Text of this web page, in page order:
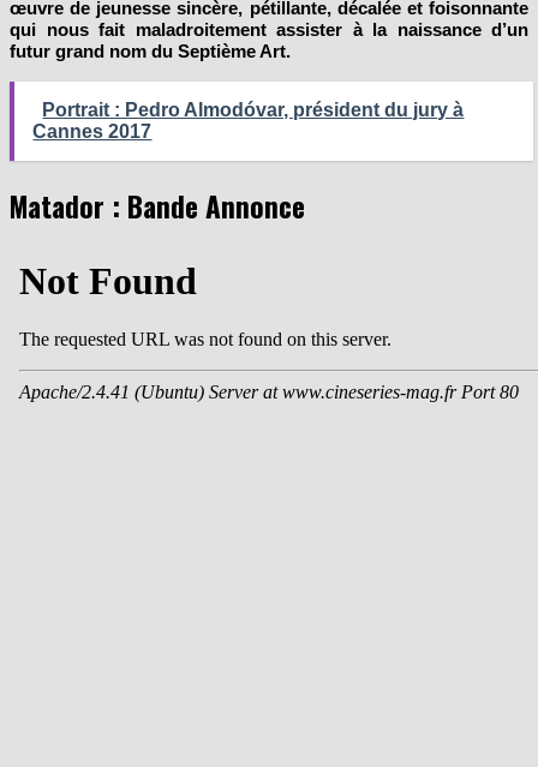
œuvre de jeunesse sincère, pétillante, décalée et foisonnante
qui nous fait maladroitement assister à la naissance d’un
futur grand nom du Septième Art.
Portrait : Pedro Almodóvar, président du jury à
Cannes 2017
Matador : Bande Annonce